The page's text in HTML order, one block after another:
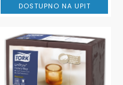
DOSTUPNO NA UPIT